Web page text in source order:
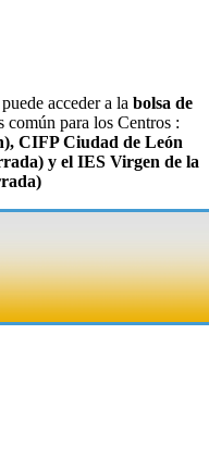
acceder a la bolsa de
común para los Centros :
CIFP Ciudad de León
y el IES Virgen de la